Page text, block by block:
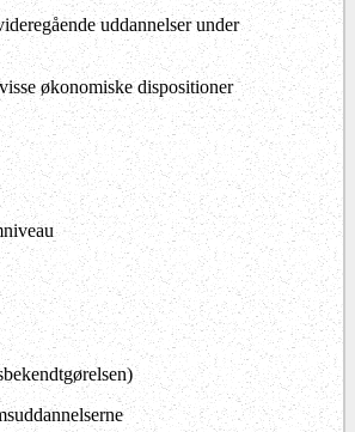
uddannelser under
økonomiske dispositioner